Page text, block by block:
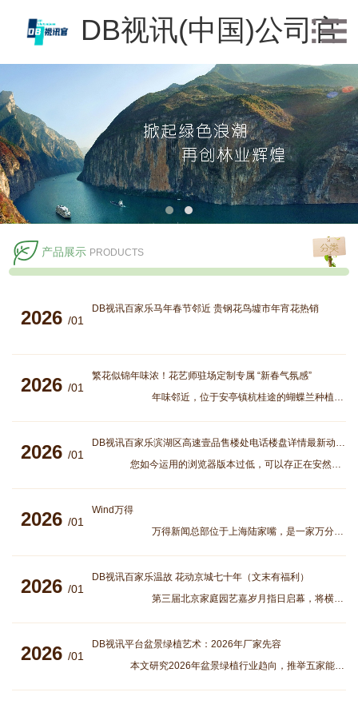
DB视讯(中国)公司官
方网站
产品展示 PRODUCTS
2026 /01
DB视讯百家乐马年春节邻近 贵钢花鸟墟市年宵花热销
2026 /01
繁花似锦年味浓！花艺师驻场定制专属 “新春气氛感”
年味邻近，位于安亭镇杭桂途的蝴蝶兰种植园内繁花似锦，吸引不少市民前去选购。
2026 /01
DB视讯百家乐滨湖区高速壹品售楼处电话楼盘详情最新动态网站首
您如今运用的浏览器版本过低，可以存正在安然危险，创议升级浏览器，或者用以下浏览器浏览 正在合肥滨湖 “教养盘” 市集中，房价与 “教养资源
2026 /01
Wind万得
万得新闻总部位于上海陆家嘴，是一家万分专业的金融软件效劳供应商。正在环球有48个分支机构
2026 /01
DB视讯百家乐温故 花动京城七十年（文末有福利）
第三届北京家庭园艺嘉岁月指日启幕，将横跨元旦、春节和元宵节。正在此时代，23家花草商场与
2026 /01
DB视讯平台盆景绿植艺术：2026年厂家先容
本文研究2026年盆景绿植行业趋向，推举五家能力厂家，席卷安徽绿森园林等，涵盖品牌先容、采取技术和采购指南，助助用户基于艺术性、牢靠性做出明智决议。